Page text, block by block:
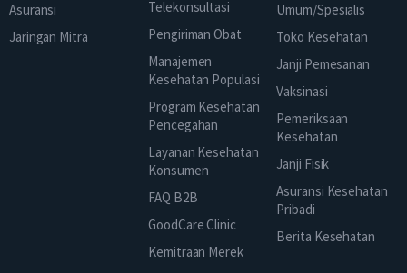
Asuransi
Jaringan Mitra
Telekonsultasi
Pengiriman Obat
Manajemen
Kesehatan Populasi
Program Kesehatan
Pencegahan
Layanan Kesehatan
Konsumen
FAQ B2B
GoodCare Clinic
Kemitraan Merek
Umum/Spesialis
Toko Kesehatan
Janji Pemesanan
Vaksinasi
Pemeriksaan
Kesehatan
Janji Fisik
Asuransi Kesehatan
Pribadi
Berita Kesehatan